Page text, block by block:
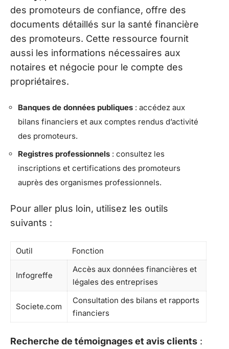
des promoteurs de confiance, offre des
documents détaillés sur la santé financière
des promoteurs. Cette ressource fournit
aussi les informations nécessaires aux
notaires et négocie pour le compte des
propriétaires.
Banques de données publiques : accédez aux
bilans financiers et aux comptes rendus d’activité
des promoteurs.
Registres professionnels : consultez les
inscriptions et certifications des promoteurs
auprès des organismes professionnels.
Pour aller plus loin, utilisez les outils
suivants :
Outil Fonction
Infogreffe
Accès aux données financières et
légales des entreprises
Societe.com
Consultation des bilans et rapports
financiers
Recherche de témoignages et avis clients :